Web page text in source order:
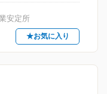
安定所
★お気に入り